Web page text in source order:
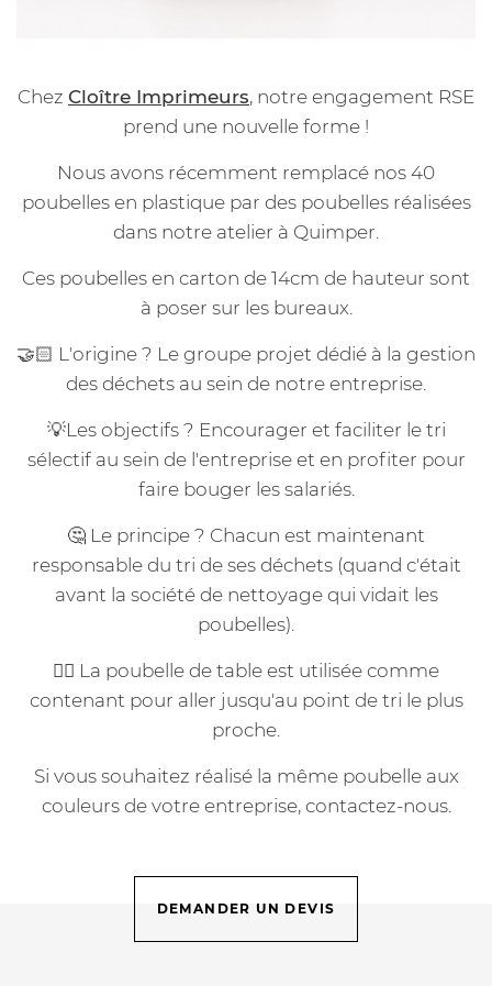
Chez Cloître Imprimeurs, notre engagement RSE
prend une nouvelle forme !
Nous avons récemment remplacé nos 40
poubelles en plastique par des poubelles réalisées
dans notre atelier à Quimper.
Ces poubelles en carton de 14cm de hauteur sont
à poser sur les bureaux.
🤝🏻 L'origine ? Le groupe projet dédié à la gestion
des déchets au sein de notre entreprise.
💡Les objectifs ? Encourager et faciliter le tri
sélectif au sein de l'entreprise et en profiter pour
faire bouger les salariés.
🤔 Le principe ? Chacun est maintenant
responsable du tri de ses déchets (quand c'était
avant la société de nettoyage qui vidait les
poubelles).
👉🏻 La poubelle de table est utilisée comme
contenant pour aller jusqu'au point de tri le plus
proche.
Si vous souhaitez réalisé la même poubelle aux
couleurs de votre entreprise, contactez-nous.
DEMANDER UN DEVIS